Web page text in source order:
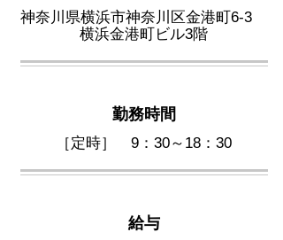
神奈川県横浜市神奈川区金港町6-3
横浜金港町ビル3階
勤務時間
［定時］ 9：30～18：30
給与